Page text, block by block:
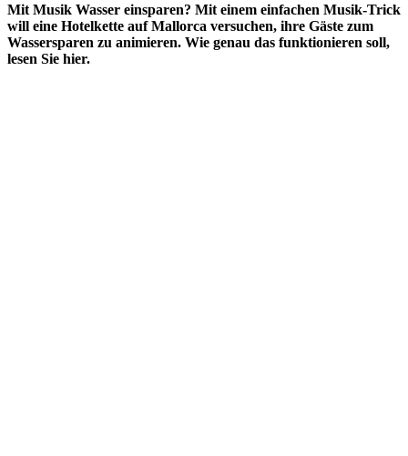
Mit Musik Wasser einsparen? Mit einem einfachen Musik-Trick
will eine Hotelkette auf Mallorca versuchen, ihre Gäste zum
Wassersparen zu animieren. Wie genau das funktionieren soll,
lesen Sie hier.